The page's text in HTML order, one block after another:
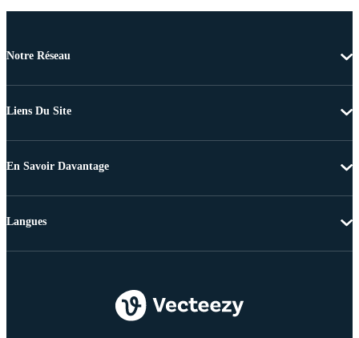
Notre Réseau
Liens Du Site
En Savoir Davantage
Langues